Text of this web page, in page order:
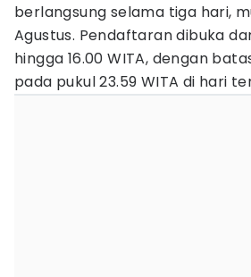
berlangsung selama tiga hari,
Agustus. Pendaftaran dibuka
hingga 16.00 WITA, dengan
pada pukul 23.59 WITA di hari